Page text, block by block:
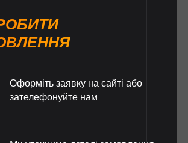
Оформіть заявку на сайті або
зателефонуйте нам